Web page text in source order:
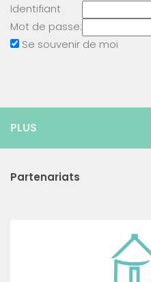
Identifiant
Mot de passe:
Se souvenir de moi
PLUS
Partenariats